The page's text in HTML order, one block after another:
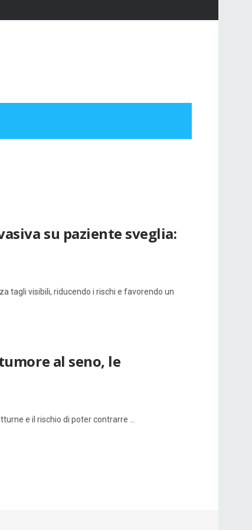
su paziente sveglia:
tagli visibili, riducendo i rischi e favorendo un
al seno, le
e il rischio di poter contrarre ...